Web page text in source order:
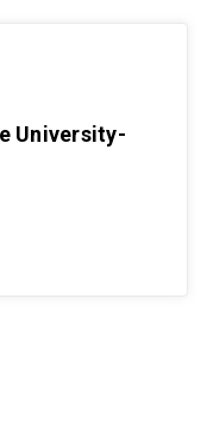
University-